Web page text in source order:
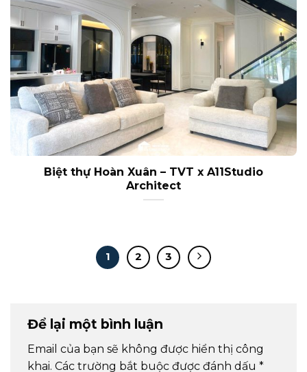
Biệt thự Hoàn Xuân – TVT x A11Studio
Architect
1 2 3
Để lại một bình luận
Email của bạn sẽ không được hiển thị công
khai. Các trường bắt buộc được đánh dấu *